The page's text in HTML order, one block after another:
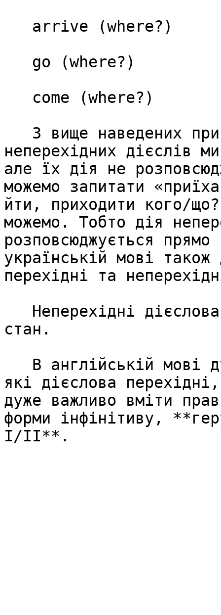
неперехідних дієслів
але їх дія не
можемо запитати
йти, приходити кого/
можемо. Тобто дія
розповсюджується
українській мові також
перехідні та
стан.
які дієслова
дуже важливо вміти
форми інфінітиву,